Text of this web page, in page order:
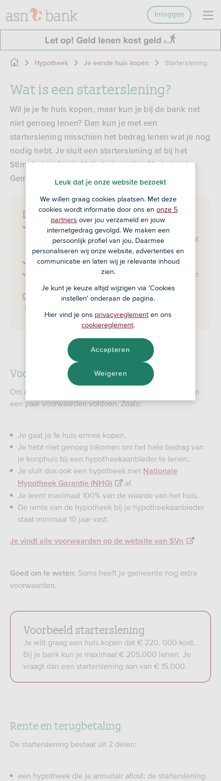
Inloggen
Hypotheek Je eerste huis kopen Starterslening
Wat is een starterslening?
Wil je je 1e huis kopen, maar kun je bij de bank net
niet genoeg lenen? Dan kun je met een
starterslening misschien het bedrag lenen wat je nog
nodig hebt. Je sluit een starterslening af bij het
Stimuleringsfonds Volkshuisvesting Nederlandse
Gemeenten (SVn).
De starterslening in het kort
Aanvullende lening voor het verschil tussen je
maximale hypotheek en de prijs van het huis dat
je wilt kopen
Afsluiten via je gemeente
Niet elke gemeente biedt een starterslening aan
Check of je gemeente de starterslening aanbiedt
Voorwaarden starterslening
Om een starterslening te kunnen afsluiten, moet je aan
een paar voorwaarden voldoen. Zoals:
Je gaat je 1e huis ermee kopen.
Je hebt niet genoeg inkomen om het hele bedrag van
je koophuis bij een hypotheekaanbieder te lenen.
Je sluit dus ook een hypotheek met Nationale
Hypotheek Garantie (NHG)
af.
Je leent maximaal 100% van de waarde van het huis.
De rente van de hypotheek bij je hypotheekaanbieder
staat minimaal 10 jaar vast.
Je vindt alle voorwaarden op de website van SVn
Goed om te weten: Soms heeft je gemeente nog extra
voorwaarden.
Voorbeeld starterslening
Je wilt graag een huis kopen dat € 220. 000 kost.
Bij je bank kun je maximaal € 205.000 lenen. Je
vraagt dan een starterslening aan van € 15.000.
Rente en terugbetaling
De starterslening bestaat uit 2 delen:
een hypotheek die je annuïtair aflost: de starterslening
Leuk dat je onze website bezoekt
We willen graag cookies plaatsen. Met deze
cookies wordt informatie door ons en onze 5
partners over jou verzameld en jouw
internetgedrag gevolgd. We maken een
persoonlijk profiel van jou. Daarmee
personaliseren wij onze website, advertenties en
communicatie en laten wij je relevante inhoud
zien.
Je kunt je keuze altijd wijzigen via 'Cookies
instellen' onderaan de pagina.
Hier vind je ons privacyreglement en ons
cookiereglement.
Weigeren
Accepteren